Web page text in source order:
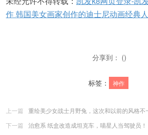
作 韩国美女画家创作的迪士尼动画经典
分享到： ()
标签： 神作
上一篇
重绘美少女战士月野兔，这次和以前的风格不
下一篇
治愈系 纸盒改造成坦克车，喵星人当驾驶员！